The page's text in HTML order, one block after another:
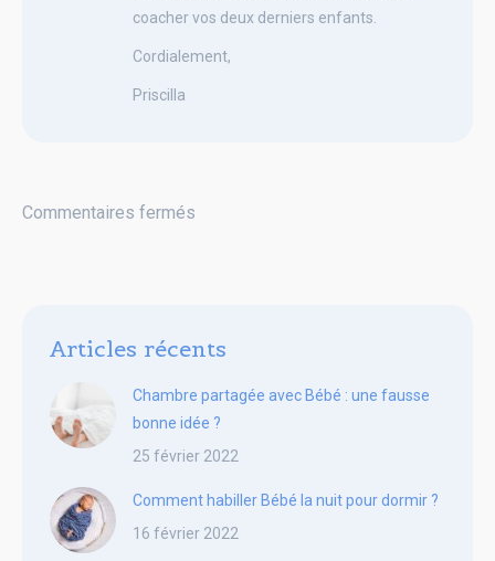
coacher vos deux derniers enfants.
Cordialement,
Priscilla
Commentaires fermés
Articles récents
Chambre partagée avec Bébé : une fausse
bonne idée ?
25 février 2022
Comment habiller Bébé la nuit pour dormir ?
16 février 2022